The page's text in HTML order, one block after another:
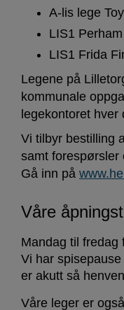
A-lis lege
LIS1
LIS1 Frida
Legene på
kommunale
legekontoret hver
Vi tilbyr bestilling
samt forespørsler
Gå inn på
Våre
Mandag til fredag
Vi har
er akutt så
Våre leger er